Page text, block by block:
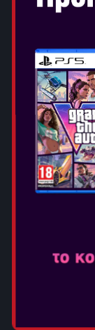
ιστορικές
ΕΝΑ
Η μάχη έχει
βελτιωθεί
ανανεωμένους
Παράλληλα,